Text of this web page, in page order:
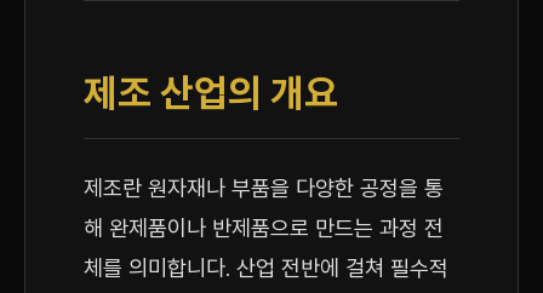
제조 산업의 개요
제조란 원자재나 부품을 다양한 공정을 통
해 완제품이나 반제품으로 만드는 과정 전
체를 의미합니다. 산업 전반에 걸쳐 필수적